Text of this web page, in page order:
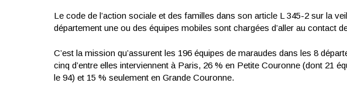
Le code de l’action sociale et des familles dans son article L 345-2 sur la
département une ou des équipes mobiles sont chargées d’aller au contact
C’est la mission qu’assurent les 196 équipes de maraudes dans les 8
cinq d’entre elles interviennent à Paris, 26 % en Petite Couronne (dont 21
le 94) et 15 % seulement en Grande Couronne.